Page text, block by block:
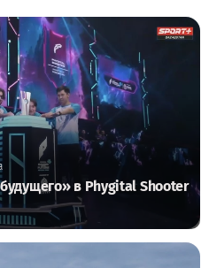
в Phygital Shooter